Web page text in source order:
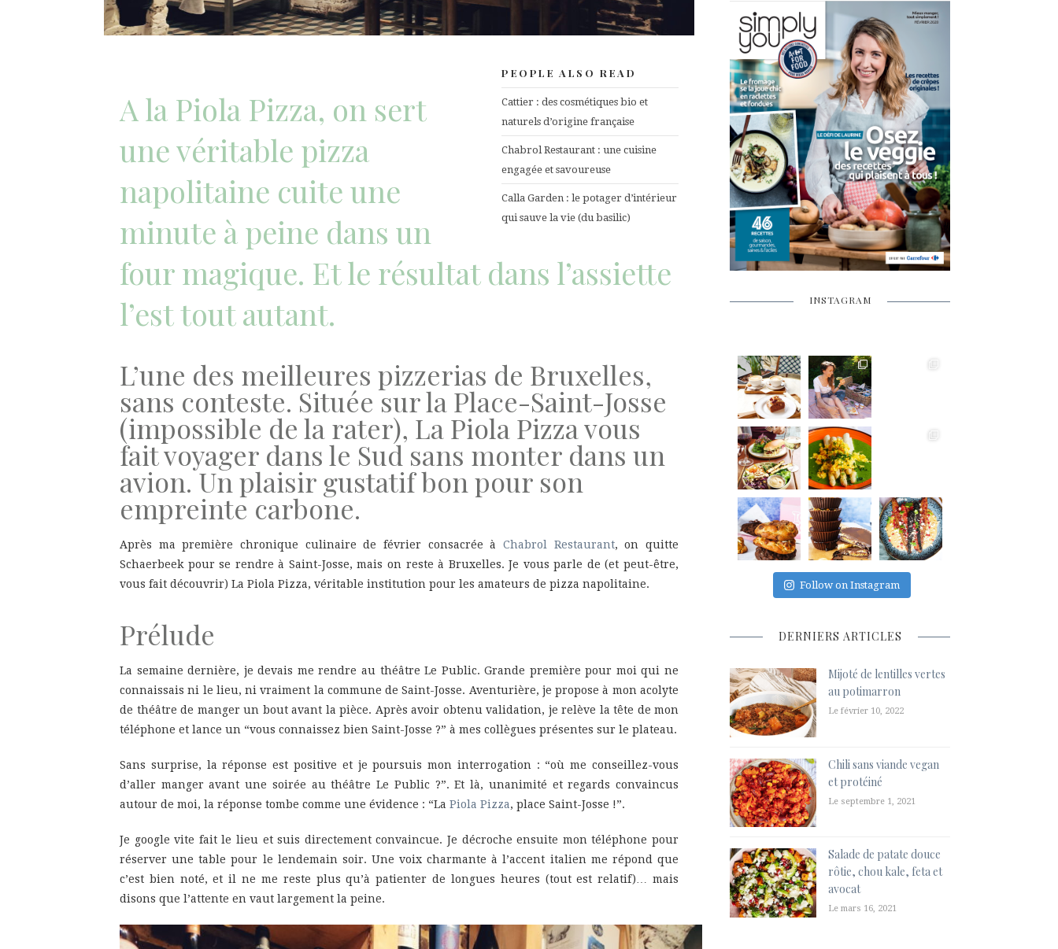
PEOPLE ALSO READ
Cattier : des cosmétiques bio et
naturels d’origine française
Chabrol Restaurant : une cuisine
engagée et savoureuse
Calla Garden : le potager d’intérieur
qui sauve la vie (du basilic)
A la Piola Pizza, on sert
une véritable pizza
napolitaine cuite une
minute à peine dans un
four magique. Et le résultat dans l’assiette
l’est tout autant.
L’une des meilleures pizzerias de Bruxelles,
sans conteste. Située sur la Place-Saint-Josse
(impossible de la rater), La Piola Pizza vous
fait voyager dans le Sud sans monter dans un
avion. Un plaisir gustatif bon pour son
empreinte carbone.
Après ma première chronique culinaire de février consacrée à Chabrol Restaurant, on quitte
Schaerbeek pour se rendre à Saint-Josse, mais on reste à Bruxelles. Je vous parle de (et peut-être,
vous fait découvrir) La Piola Pizza, véritable institution pour les amateurs de pizza napolitaine.
Prélude
La semaine dernière, je devais me rendre au théâtre Le Public. Grande première pour moi qui ne
connaissais ni le lieu, ni vraiment la commune de Saint-Josse. Aventurière, je propose à mon acolyte
de théâtre de manger un bout avant la pièce. Après avoir obtenu validation, je relève la tête de mon
téléphone et lance un “vous connaissez bien Saint-Josse ?” à mes collègues présentes sur le plateau.
Sans surprise, la réponse est positive et je poursuis mon interrogation : “où me conseillez-vous
d’aller manger avant une soirée au théâtre Le Public ?”. Et là, unanimité et regards convaincus
autour de moi, la réponse tombe comme une évidence : “La Piola Pizza, place Saint-Josse !”.
Je google vite fait le lieu et suis directement convaincue. Je décroche ensuite mon téléphone pour
réserver une table pour le lendemain soir. Une voix charmante à l’accent italien me répond que
c’est bien noté, et il ne me reste plus qu’à patienter de longues heures (tout est relatif)… mais
disons que l’attente en vaut largement la peine.
INSTAGRAM
Follow on Instagram
DERNIERS ARTICLES
Mijoté de lentilles vertes
au potimarron
Le février 10, 2022
Chili sans viande vegan
et protéiné
Le septembre 1, 2021
Salade de patate douce
rôtie, chou kale, feta et
avocat
Le mars 16, 2021